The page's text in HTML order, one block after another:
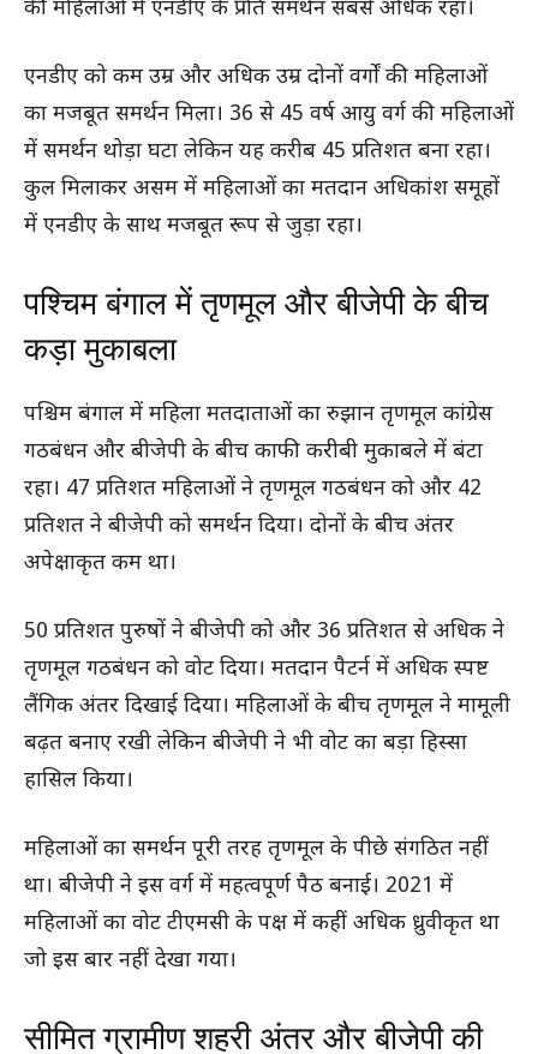
की महिलाओं में एनडीए के प्रति समर्थन सबसे अधिक रहा।
एनडीए को कम उम्र और अधिक उम्र दोनों वर्गों की महिलाओं
का मजबूत समर्थन मिला। 36 से 45 वर्ष आयु वर्ग की महिलाओं
में समर्थन थोड़ा घटा लेकिन यह करीब 45 प्रतिशत बना रहा।
कुल मिलाकर असम में महिलाओं का मतदान अधिकांश समूहों
में एनडीए के साथ मजबूत रूप से जुड़ा रहा।
पश्चिम बंगाल में तृणमूल और बीजेपी के बीच
कड़ा मुकाबला
पश्चिम बंगाल में महिला मतदाताओं का रुझान तृणमूल कांग्रेस
गठबंधन और बीजेपी के बीच काफी करीबी मुकाबले में बंटा
रहा। 47 प्रतिशत महिलाओं ने तृणमूल गठबंधन को और 42
प्रतिशत ने बीजेपी को समर्थन दिया। दोनों के बीच अंतर
अपेक्षाकृत कम था।
50 प्रतिशत पुरुषों ने बीजेपी को और 36 प्रतिशत से अधिक ने
तृणमूल गठबंधन को वोट दिया। मतदान पैटर्न में अधिक स्पष्ट
लैंगिक अंतर दिखाई दिया। महिलाओं के बीच तृणमूल ने मामूली
बढ़त बनाए रखी लेकिन बीजेपी ने भी वोट का बड़ा हिस्सा
हासिल किया।
महिलाओं का समर्थन पूरी तरह तृणमूल के पीछे संगठित नहीं
था। बीजेपी ने इस वर्ग में महत्वपूर्ण पैठ बनाई। 2021 में
महिलाओं का वोट टीएमसी के पक्ष में कहीं अधिक ध्रुवीकृत था
जो इस बार नहीं देखा गया।
सीमित ग्रामीण शहरी अंतर और बीजेपी की